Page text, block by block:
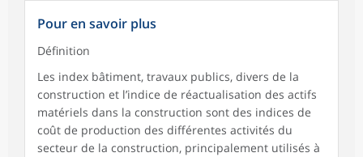
Pour en savoir plus
Définition
Les index bâtiment, travaux publics, divers de la
construction et l’indice de réactualisation des actifs
matériels dans la construction sont des indices de
coût de production des différentes activités du
secteur de la construction, principalement utilisés à